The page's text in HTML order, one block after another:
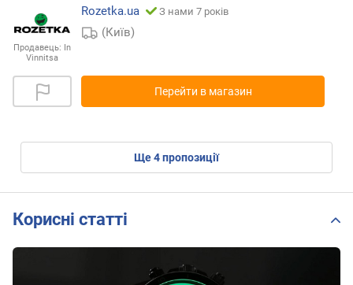
Продавець: In
Vinnitsa
Rozetka.ua
З нами 7 років
(Київ)
Перейти в магазин
ще4пропозиції
Корисні статті